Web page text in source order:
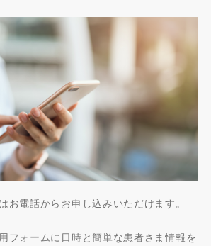
お電話からお申し込みいただけます。
フォームに日時と簡単な患者さま情報を